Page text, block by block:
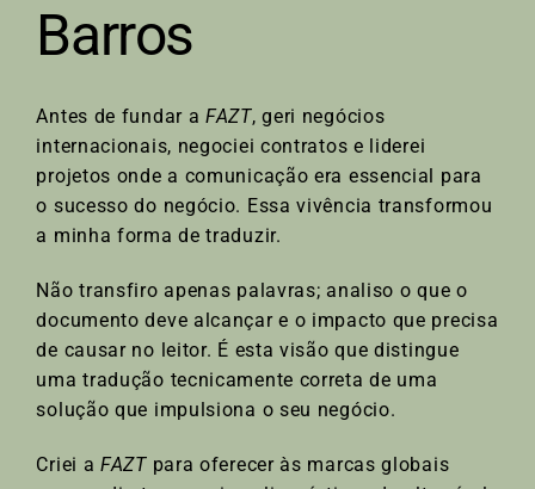
Barros
Antes de fundar aFAZT, geri negócios
internacionais, negociei contratos e liderei
projetos onde a comunicação era essencial para
o sucesso do negócio. Essa vivência transformou
a minha forma de traduzir.
Não transfiro apenas palavras; analiso o que o
documento deve alcançar e o impacto que precisa
de causar no leitor. É esta visão que distingue
uma tradução tecnicamente correta de uma
solução que impulsiona o seu negócio.
Criei aFAZTpara oferecer às marcas globais